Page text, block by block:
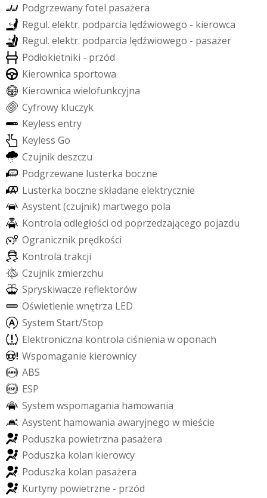
Podgrzewanyfotel pasażera
Regul. elektr. podparcia lędźwiowego - kierowca
Regul. elektr. podparcia lędźwiowego - pasażer
Podłokietniki - przód
Kierownica sportowa
Kierownica wielofunkcyjna
Cyfrowy kluczyk
Keyless entry
Keyless Go
Czujnikdeszczu
Podgrzewane lusterka boczne
Lusterka boczne składane elektrycznie
Asystent(czujnik) martwego pola
Kontrola odległości od poprzedzającego pojazdu
Ogranicznik prędkości
Kontrola trakcji
Czujnik zmierzchu
Spryskiwacze refektorów
Oświetlenie wnętrza LED
System Start/Stop
Elektroniczna kontrola ciśnienia woponach
Wspomaganie kierownicy
ABS
ESP
System wspomagania hamowania
Asystent hamowania awaryjnego w mieście
Poduszka powietrzna pasażera
Poduszka kolan kierowcy
Poduszka kolan pasażera
Kurtyny powietrzne - przód